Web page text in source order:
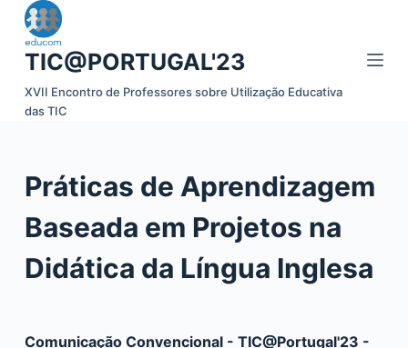
P
u
a
o
c
o
TIC@PORTUGAL'23
XVII Encontro de Professores sobre Utilização Educativa
das TIC
Práticas de Aprendizagem
Baseada em Projetos na
Didática da Língua Inglesa
Comunicação Convencional - TIC@Portugal'23 -